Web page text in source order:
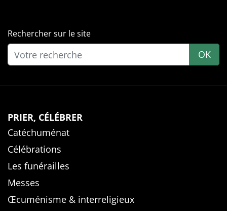
Rechercher sur le site
OK
PRIER, CÉLÉBRER
Catéchuménat
Célébrations
Les funérailles
Messes
Œcuménisme & interreligieux